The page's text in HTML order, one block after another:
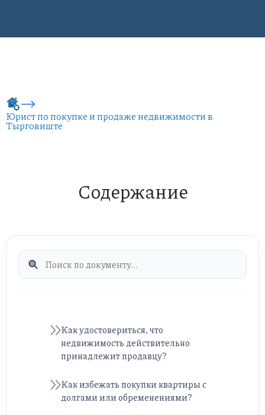
Юрист по покупке и продаже недвижимости в
Тырговиште
Содержание
Как удостовериться, что
недвижимость действительно
принадлежит продавцу?
Как избежать покупки квартиры с
долгами или обременениями?